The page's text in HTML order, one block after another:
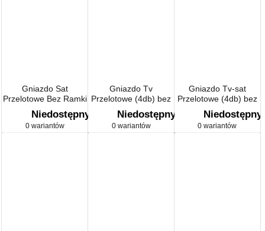
Gniazdo Sat
Przelotowe Bez Ramki
Niedostępny
0 wariantów
Gniazdo Tv
Przelotowe (4db) bez
ramki
Niedostępny
0 wariantów
Gniazdo Tv-sat
Przelotowe (4db) bez
ramki
Niedostępny
0 wariantów